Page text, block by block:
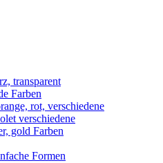
transparent
Farben
rot, verschiedene
verschiedene
gold Farben
Formen